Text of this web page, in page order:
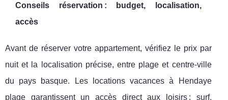
Conseils réservation : budget, localisation,
accès
Avant de réserver votre appartement, vérifiez le prix par
nuit et la localisation précise, entre plage et centre-ville
du pays basque. Les locations vacances à Hendaye
plage garantissent un accès direct aux loisirs : surf,